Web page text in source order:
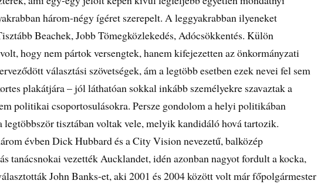
három-négy ígéret szerepelt. A leggyakrabban ilyeneket
Beachek, Jobb Tömegközlekedés, Adócsökkentés. Külön
hogy nem pártok versengtek, hanem kifejezetten az önkormányzati
választási szövetségek, ám a legtöbb esetben ezek nevei fel sem
plakátjára – jól láthatóan sokkal inkább személyekre szavaztak a
politikai csoportosulásokra. Persze gondolom a helyi politikában
legtöbbször tisztában voltak vele, melyik kandidáló hová tartozik.
évben Dick Hubbard és a City Vision nevezetű, balközép
tanácsnokai vezették Aucklandet, idén azonban nagyot fordult a kocka,
John Banks-et, aki 2001 és 2004 között volt már főpolgármester